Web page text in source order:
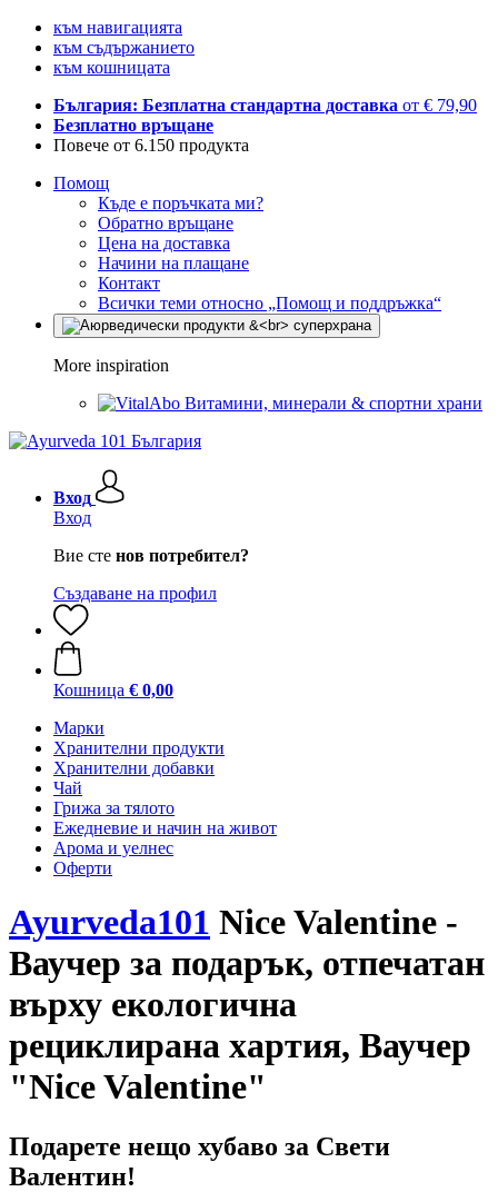
към навигацията
към съдържанието
към кошницата
България: Безплатна стандартна доставка от € 79,90
Безплатно връщане
Повече от 6.150 продукта
Помощ
Къде е поръчката ми?
Обратно връщане
Цена на доставка
Начини на плащане
Контакт
Всички теми относно „Помощ и поддръжка“
More inspiration
Витамини, минерали & спортни храни
Вход
Вход
Вие сте нов потребител?
Създаване на профил
Кошница € 0,00
Марки
Хранителни продукти
Хранителни добавки
Чай
Грижа за тялото
Ежедневие и начин на живот
Арома и уелнес
Оферти
Ayurveda101 Nice Valentine -
Ваучер за подарък, отпечатан
върху екологична
рециклирана хартия, Ваучер
"Nice Valentine"
Подарете нещо хубаво за Свети
Валентин!